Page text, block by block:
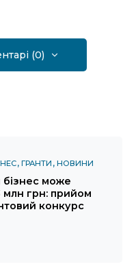
(0)
ГРАНТИ НОВИНИ
може
млн грн: прийом
конкурс